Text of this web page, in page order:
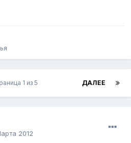
ДАЛЕЕ
1 из 5
2012